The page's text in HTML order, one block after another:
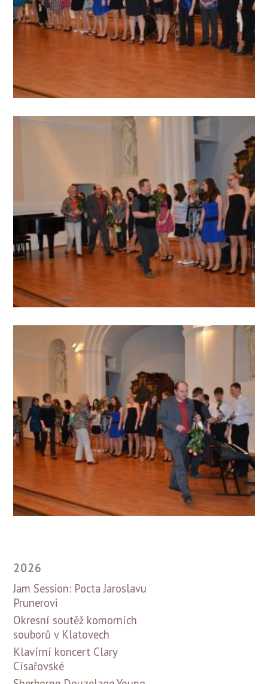
2026
Jam Session: Pocta Jaroslavu
Prunerovi
Okresní soutěž komorních
souborů v Klatovech
Klavírní koncert Clary
Císařovské